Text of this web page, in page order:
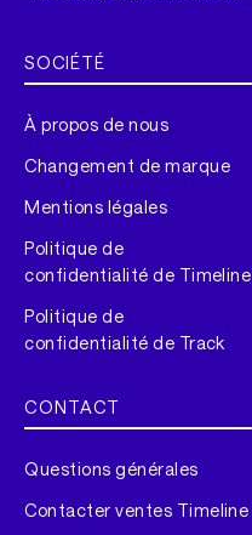
SOCIÉTÉ
À propos de nous
Changement de marque
Mentions légales
Politique de
confidentialité de Timeline
Politique de
confidentialité de Track
CONTACT
Questions générales
Contacter ventes Timeline